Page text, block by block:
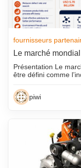
fournisseurs
Le marché
Présentation Le
être défini comme
piwi